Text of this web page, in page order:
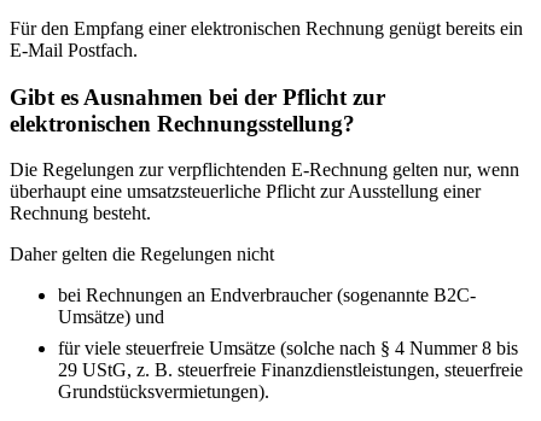
Für den Empfang einer elektronischen Rechnung genügt bereits ein
E-Mail Postfach.
Gibt es Ausnahmen bei der Pflicht zur
elektronischen Rechnungsstellung?
Die Regelungen zur verpflichtenden E-Rechnung gelten nur, wenn
überhaupt eine umsatzsteuerliche Pflicht zur Ausstellung einer
Rechnung besteht.
Daher gelten die Regelungen nicht
bei Rechnungen an Endverbraucher (sogenannte B2C-
Umsätze) und
für viele steuerfreie Umsätze (solche nach § 4 Nummer 8 bis
29 UStG, z. B. steuerfreie Finanzdienstleistungen, steuerfreie
Grundstücksvermietungen).